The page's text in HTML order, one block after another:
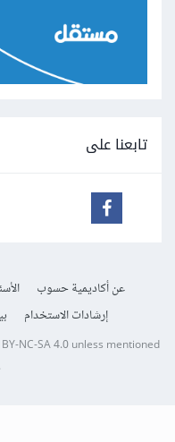
تابعنا على
عن أكاديمية حسوب
إرشادات الاستخدام
BY-NC-SA 4.0unless mentioned